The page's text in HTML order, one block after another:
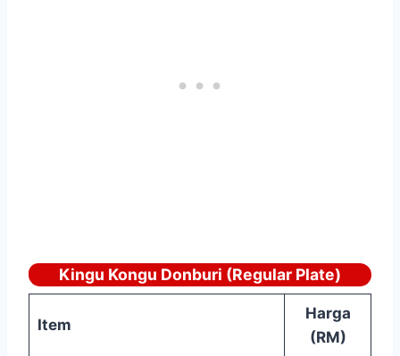
Kingu Kongu Donburi (Regular Plate)
Item
Harga
(RM)